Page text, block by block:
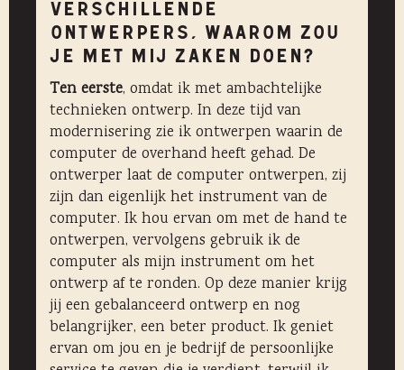
verschillende
ontwerpers, waarom zou
je met mij zaken doen?
Ten eerste, omdat ik met ambachtelijke
technieken ontwerp. In deze tijd van
modernisering zie ik ontwerpen waarin de
computer de overhand heeft gehad. De
ontwerper laat de computer ontwerpen, zij
zijn dan eigenlijk het instrument van de
computer. Ik hou ervan om met de hand te
ontwerpen, vervolgens gebruik ik de
computer als mijn instrument om het
ontwerp af te ronden. Op deze manier krijg
jij een gebalanceerd ontwerp en nog
belangrijker, een beter product. Ik geniet
ervan om jou en je bedrijf de persoonlijke